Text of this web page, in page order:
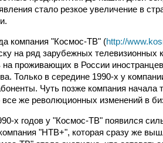
стало резкое увеличение в
компания "Космос-ТВ" (http://
на ряд зарубежных телевизионных
на проживающих в России
Только в середине 1990-х у
Чуть позже компания
все же революционных изменений в
х годов у "Космос-ТВ" появился
"НТВ+", которая сразу же